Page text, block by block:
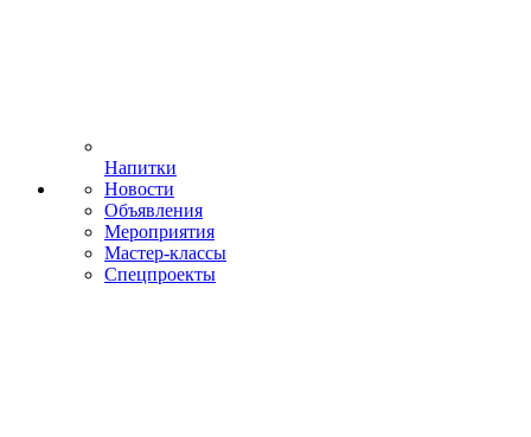
Напитки
Новости
Объявления
Мероприятия
Мастер-классы
Спецпроекты